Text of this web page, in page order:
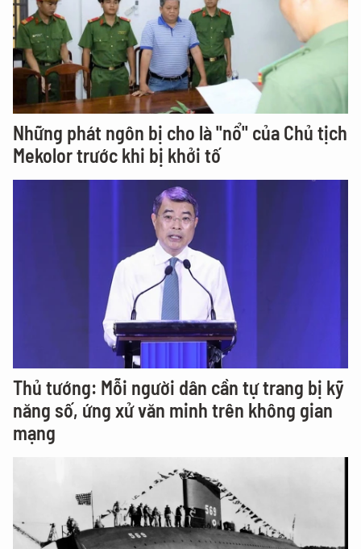
Những phát ngôn bị cho là "nổ" của Chủ tịch
Mekolor trước khi bị khởi tố
Thủ tướng: Mỗi người dân cần tự trang bị kỹ
năng số, ứng xử văn minh trên không gian
mạng